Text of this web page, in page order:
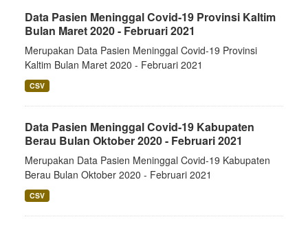
Data Pasien Meninggal Covid-19 Provinsi Kaltim
Bulan Maret 2020 - Februari 2021
Merupakan Data Pasien Meninggal Covid-19 Provinsi
Kaltim Bulan Maret 2020 - Februari 2021
CSV
Data Pasien Meninggal Covid-19 Kabupaten
Berau Bulan Oktober 2020 - Februari 2021
Merupakan Data Pasien Meninggal Covid-19 Kabupaten
Berau Bulan Oktober 2020 - Februari 2021
CSV